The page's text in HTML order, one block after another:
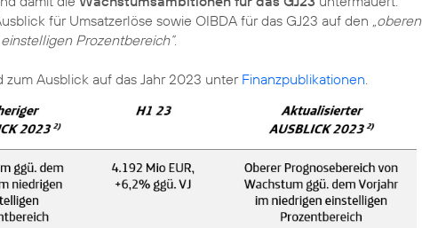
für Umsatzerlöse sowie OIBDA für das GJ23 auf den „oberen
Prozentbereich“.
Ausblick auf das Jahr 2023 unter Finanzpublikationen.